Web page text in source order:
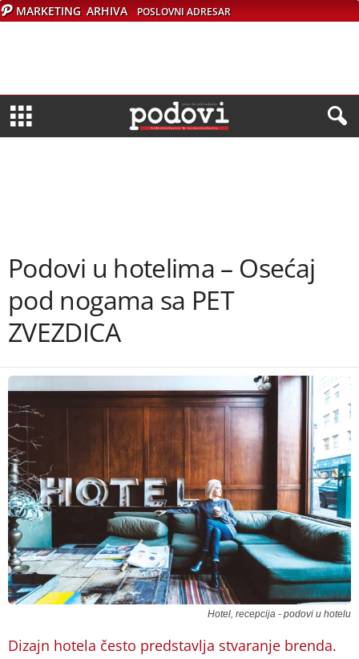
MARKETING ARHIVA POSLOVNI ADRESAR
Podovi u hotelima – Osećaj
pod nogama sa PET
ZVEZDICA
Hotel, recepcija - podovi u hotelu
Dizajn hotela često predstavlja stvaranje brenda.